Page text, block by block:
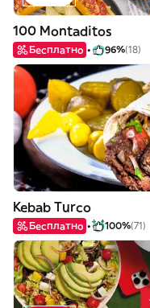
100 Montaditos
Бесплатно 96%(18)
Kebab Turco
Бесплатно 100%(71)